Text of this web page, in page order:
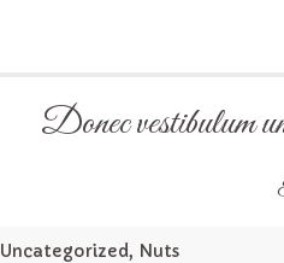
Donec vestibulum
Uncategorized, Nuts